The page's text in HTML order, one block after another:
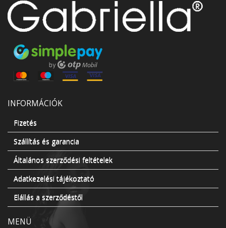
INFORMÁCIÓK
Fizetés
Szállítás és garancia
Általános szerződési feltételek
Adatkezelési tájékoztató
Elállás a szerződéstől
MENÜ